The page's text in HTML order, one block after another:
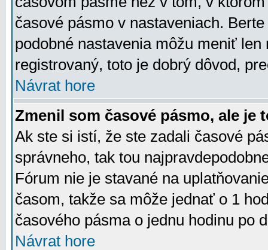
časové pásmo v nastaveniach.
podobné nastavenia môžu meniť
registrovaný, toto je dobrý dôvod,
Návrat hore
Zmenil som časové pásmo, ale je
Ak ste si istí, že ste zadali časové
správneho, tak tou
Fórum nie je stavané na
časom, takže sa môže jednať o 1
časového pásma o jednu hodinu po
Návrat hore